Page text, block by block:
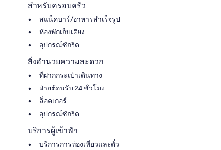
สำหรับครอบครัว
สแน็คบาร์/อาหารสำเร็จรูป
ห้องพักเก็บเสียง
อุปกรณ์ซักรีด
สิ่งอำนวยความสะดวก
ที่ฝากกระเป๋าเดินทาง
ฝ่ายต้อนรับ 24 ชั่วโมง
ล็อคเกอร์
อุปกรณ์ซักรีด
บริการผู้เข้าพัก
บริการการท่องเที่ยวและตั๋ว